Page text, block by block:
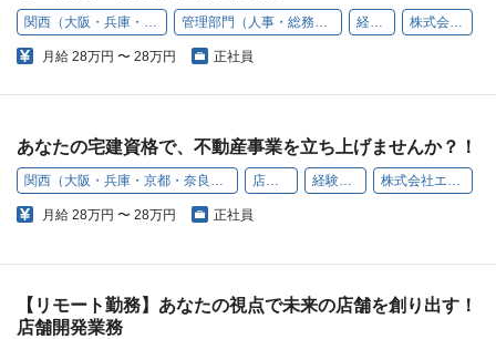
関西（大阪・兵庫・京都・奈良・和歌山・滋賀） 管理部門（人事・総務・経理・コンプライアンスなど） 経験者採用 株式会社エコリング
月給 28万円 〜 28万円 正社員
あなたの宅建資格で、不動産事業を立ち上げませんか？！
関西（大阪・兵庫・京都・奈良・和歌山・滋賀） 店舗開発 経験者採用 株式会社エコリング
月給 28万円 〜 28万円 正社員
【リモート勤務】あなたの視点で未来の店舗を創り出す！
店舗開発業務